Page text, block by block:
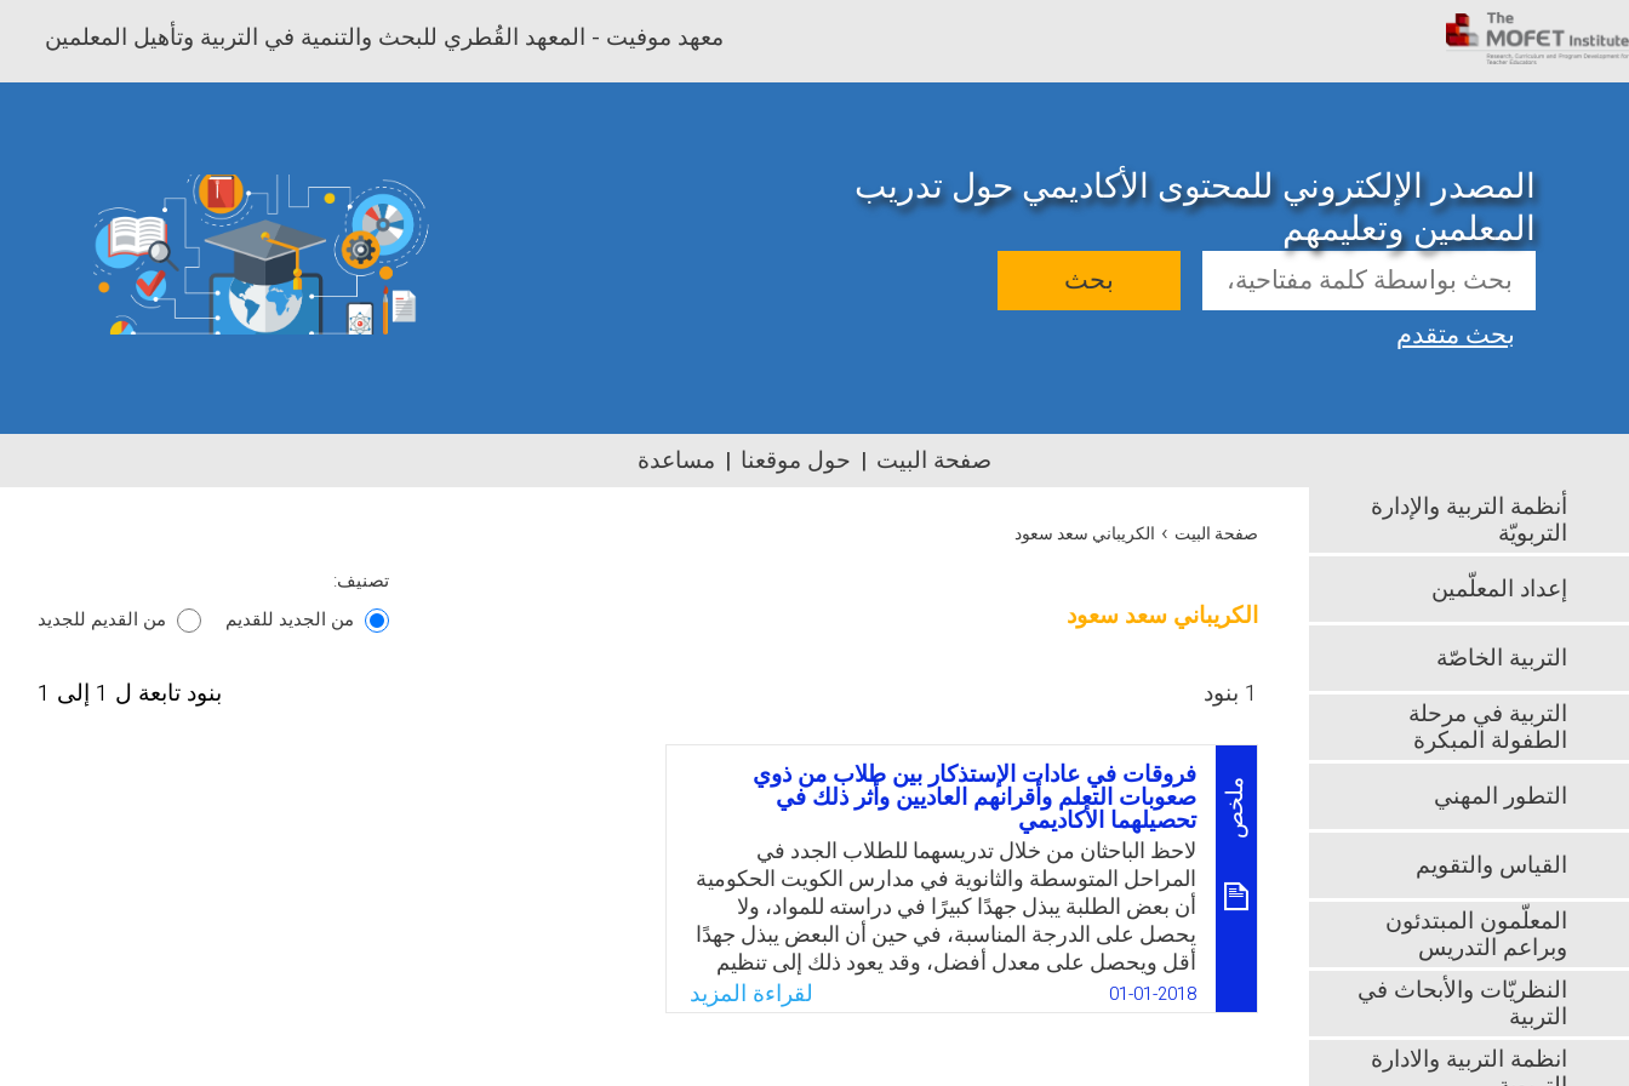
معهد موفيت - المعهد القُطري للبحث والتنمية في التربية وتأهيل المعلمين
المصدر الإلكتروني للمحتوى الأكاديمي حول تدريب
المعلمين وتعليمهم
بحث
بحث متقدم
صفحة البيت حول موقعنا مساعدة
صفحة البيت › الكريباني سعد سعود
الكريباني سعد سعود
تصنيف:
من الجديد للقديم
من القديم للجديد
1 بنود بنود تابعة ل 1 إلى 1
ملخص
فروقات في عادات الإستذكار بين طلاب من ذوي
صعوبات التعلم وأقرانهم العاديين وأثر ذلك في
تحصيلهما الأكاديمي
لاحظ الباحثان من خلال تدريسهما للطلاب الجدد في
المراحل المتوسطة والثانوية في مدارس الكويت الحكومية
أن بعض الطلبة يبذل جهدًا كبيرًا في دراسته للمواد، ولا
يحصل على الدرجة المناسبة، في حين أن البعض يبذل جهدًا
أقل ويحصل على معدل أفضل، وقد يعود ذلك إلى تنظيم
أوقات الطلبة وعاداتهم الدراسية، ولكن ماذا عن الأطفال
ذوى صعوبات التعلم؟ فإذا كان الأطفال العاديين يعانون من
01-01-2018 لقراءة المزيد
أنظمة التربية والإدارة
التربويّة
إعداد المعلّمين
التربية الخاصّة
التربية في مرحلة
الطفولة المبكرة
التطور المهني
القياس والتقويم
المعلّمون المبتدئون
وبراعم التدريس
النظريّات والأبحاث في
التربية
انظمة التربية والادارة